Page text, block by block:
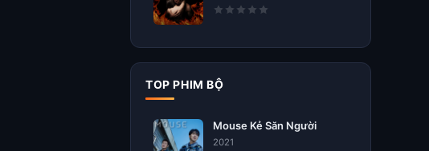
TOP PHIM BỘ
Mouse Kẻ Săn Người
2021